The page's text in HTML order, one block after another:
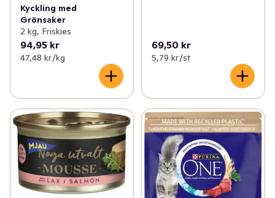
Kyckling med
Grönsaker
2 kg, Friskies
94,95 kr
47,48 kr /kg
69,50 kr
5,79 kr /st